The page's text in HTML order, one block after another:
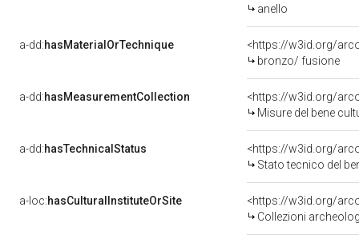
anello
a-dd:hasMaterialOrTechnique
<https://w3id.org/
bronzo/ fusione
a-dd:hasMeasurementCollection
<https://w3id.org/
Misure del bene
a-dd:hasTechnicalStatus
<https://w3id.org/
Stato tecnico del
a-loc:hasCulturalInstituteOrSite
<https://w3id.org/
Collezioni